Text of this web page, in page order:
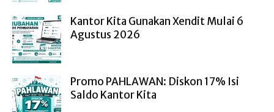
Kantor Kita Gunakan Xendit Mulai 6
Agustus 2026
Promo PAHLAWAN: Diskon 17% Isi
Saldo Kantor Kita